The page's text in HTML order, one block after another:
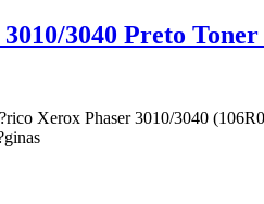
3040 Preto
Xerox Phaser 3010/3040